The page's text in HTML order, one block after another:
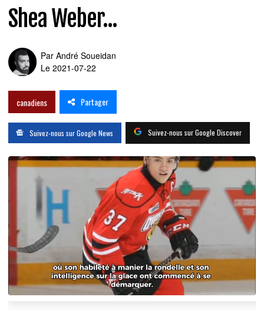
Shea Weber...
Par André Soueidan
Le 2021-07-22
canadiens Partager
Suivez-nous sur Google News Suivez-nous sur Google Discover